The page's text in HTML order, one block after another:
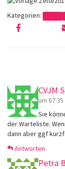
Kategorien:
CVJM
um 07:35
Sie
der Warteliste.
dann aber ggf
Antworten
Petra